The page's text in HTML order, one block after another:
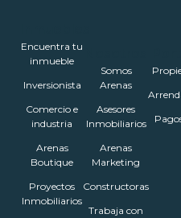
Encuentra tu
inmueble
Inversionista
Comercio e
industria
Arenas
Boutique
Proyectos
Inmobiliarios
Somos
Arenas
Asesores
Inmobiliarios
Arenas
Marketing
Constructoras
Trabaja con